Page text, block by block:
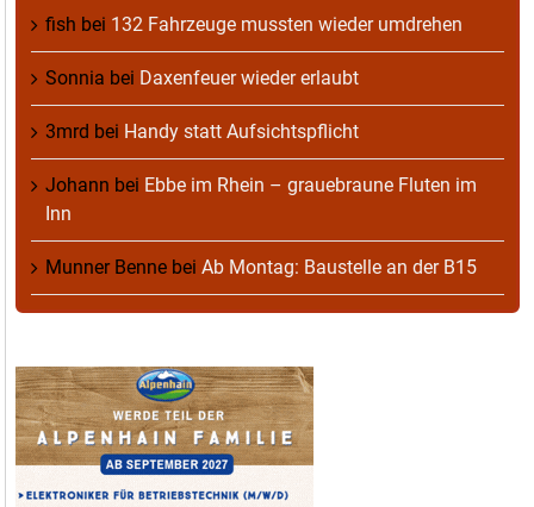
fish bei 132 Fahrzeuge mussten wieder umdrehen
Sonnia bei Daxenfeuer wieder erlaubt
3mrd bei Handy statt Aufsichtspflicht
Johann bei Ebbe im Rhein – grauebraune Fluten im
Inn
Munner Benne bei Ab Montag: Baustelle an der B15